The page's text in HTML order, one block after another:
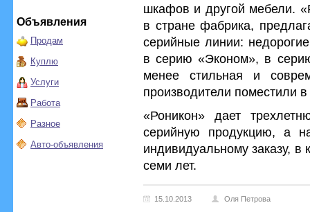
Объявления
Продам
Куплю
Услуги
Работа
Разное
Авто-объявления
шкафов и другой мебели.
в стране фабрика,
серийные линии:
в серию «Эконом», в
менее стильная и
производители поместили
«Роникон» дает
серийную продукцию, а
индивидуальному заказу,
семи лет.
15.10.2013 Оля Петрова